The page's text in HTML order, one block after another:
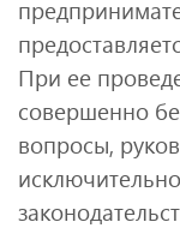
При ее
совершенно
вопросы,